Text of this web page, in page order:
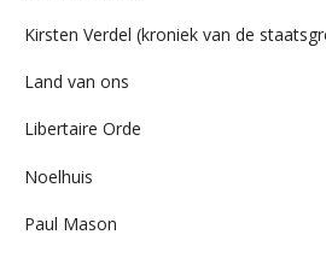
Kirsten Verdel (kroniek van de
Land van ons
Libertaire Orde
Noelhuis
Paul Mason